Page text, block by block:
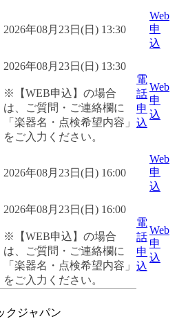
2026年08月23日(日) 13:30
Web
申
込
2026年08月23日(日) 13:30
※【WEB申込】の場合
は、ご質問・ご連絡欄に
「楽器名・点検希望内容」
をご入力ください。
電
話
申
込
Web
申
込
2026年08月23日(日) 16:00
Web
申
込
2026年08月23日(日) 16:00
※【WEB申込】の場合
は、ご質問・ご連絡欄に
「楽器名・点検希望内容」
をご入力ください。
電
話
申
込
Web
申
込
クジャパン